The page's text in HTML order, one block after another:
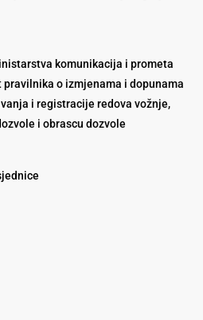
komunikacija i prometa
pravilnika o izmjenama i dopunama
i registracije redova vožnje,
i obrascu dozvole